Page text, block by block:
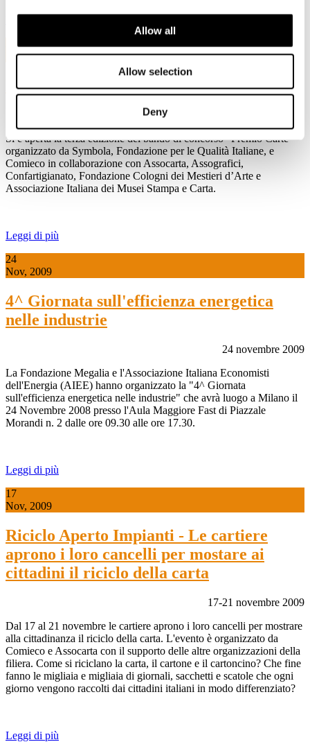
Allow all
Allow selection
Deny
Dic, 2009
Bando Premio Carte 2010
Si è aperta la terza edizione del bando di concorso “Premio Carte”
organizzato da Symbola, Fondazione per le Qualità Italiane, e
Comieco in collaborazione con Assocarta, Assografici,
Confartigianato, Fondazione Cologni dei Mestieri d’Arte e
Associazione Italiana dei Musei Stampa e Carta.
Leggi di più
24
Nov, 2009
4^ Giornata sull'efficienza energetica
nelle industrie
24 novembre 2009
La Fondazione Megalia e l'Associazione Italiana Economisti
dell'Energia (AIEE) hanno organizzato la "4^ Giornata
sull'efficienza energetica nelle industrie" che avrà luogo a Milano il
24 Novembre 2008 presso l'Aula Maggiore Fast di Piazzale
Morandi n. 2 dalle ore 09.30 alle ore 17.30.
Leggi di più
17
Nov, 2009
Riciclo Aperto Impianti - Le cartiere
aprono i loro cancelli per mostare ai
cittadini il riciclo della carta
17-21 novembre 2009
Dal 17 al 21 novembre le cartiere aprono i loro cancelli per mostrare
alla cittadinanza il riciclo della carta. L'evento è organizzato da
Comieco e Assocarta con il supporto delle altre organizzazioni della
filiera. Come si riciclano la carta, il cartone e il cartoncino? Che fine
fanno le migliaia e migliaia di giornali, sacchetti e scatole che ogni
giorno vengono raccolti dai cittadini italiani in modo differenziato?
Leggi di più